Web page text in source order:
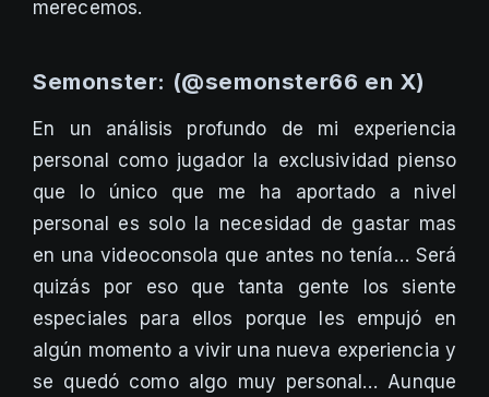
merecemos.
Semonster: (@semonster66 en X)
En un análisis profundo de mi experiencia
personal como jugador la exclusividad pienso
que lo único que me ha aportado a nivel
personal es solo la necesidad de gastar mas
en una videoconsola que antes no tenía… Será
quizás por eso que tanta gente los siente
especiales para ellos porque les empujó en
algún momento a vivir una nueva experiencia y
se quedó como algo muy personal… Aunque